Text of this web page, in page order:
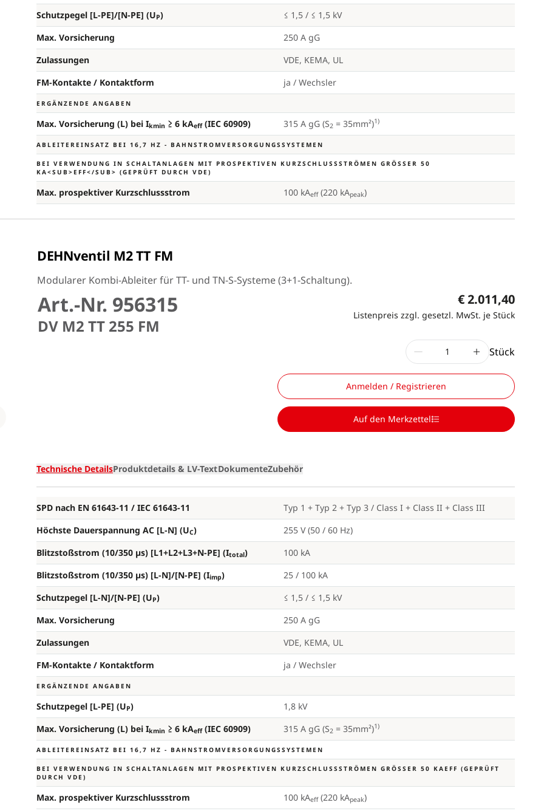
Schutzpegel [L-PE]/[N-PE] (UP)
≤ 1,5 / ≤ 1,5 kV
Max. Vorsicherung
250 A gG
Zulassungen
VDE, KEMA, UL
FM-Kontakte / Kontaktform
ja / Wechsler
ERGÄNZENDE ANGABEN
Max. Vorsicherung (L) bei Ikmin ≥ 6 kAeff(IEC 60909) 315 A gG (S2 = 35mm²)1)
ABLEITEREINSATZ BEI 16,7 HZ - BAHNSTROMVERSORGUNGSSYSTEMEN
BEI VERWENDUNG IN SCHALTANLAGEN MIT PROSPEKTIVEN KURZSCHLUSSSTRÖMEN GRÖSSER 50 K
A<SUB>EFF</SUB> (GEPRÜFT DURCH VDE)
Max. prospektiver Kurzschlussstrom 100 kAeff(220 kApeak)
DEHNventil M2 TT FM
Modularer Kombi-Ableiter für TT- und TN-S-Systeme (3+1-Schaltung).
Art.-Nr. 956315
DV M2 TT 255 FM
Loading
€ 2.011,40
Listenpreis zzgl. gesetzl. MwSt. je Stück
Stück
Anmelden / Registrieren
Auf den Merkzettel
Technische DetailsProduktdetails & LV-TextDokumenteZubehör
SPD nach EN 61643-11 / IEC 61643-11
Typ 1 + Typ 2 + Typ 3 / Class I + Class II + Class III
Höchste Dauerspannung AC [L-N] (UC)
255 V (50 / 60 Hz)
Blitzstoßstrom (10/350 µs) [L1+L2+L3+N-PE] (Itotal)
100 kA
Blitzstoßstrom (10/350 µs) [L-N]/[N-PE] (Iimp)
25 / 100 kA
Schutzpegel [L-N]/[N-PE] (UP)
≤ 1,5 / ≤ 1,5 kV
Max. Vorsicherung
250 A gG
Zulassungen
VDE, KEMA, UL
FM-Kontakte / Kontaktform
ja / Wechsler
ERGÄNZENDE ANGABEN
Schutzpegel [L-PE] (UP)
1,8 kV
Max. Vorsicherung (L) bei Ikmin ≥ 6 kAeff(IEC 60909) 315 A gG (S2 = 35mm²)1)
ABLEITEREINSATZ BEI 16,7 HZ - BAHNSTROMVERSORGUNGSSYSTEMEN
BEI VERWENDUNG IN SCHALTANLAGEN MIT PROSPEKTIVEN KURZSCHLUSSSTRÖMEN GRÖSSER 50 KAEFF (GEPRÜFT D
URCH VDE)
Max. prospektiver Kurzschlussstrom 100 kAeff(220 kApeak)